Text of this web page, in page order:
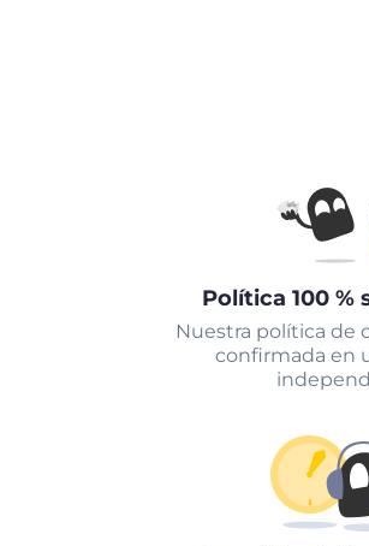
Política 100 %
Nuestra política de
confirmada en